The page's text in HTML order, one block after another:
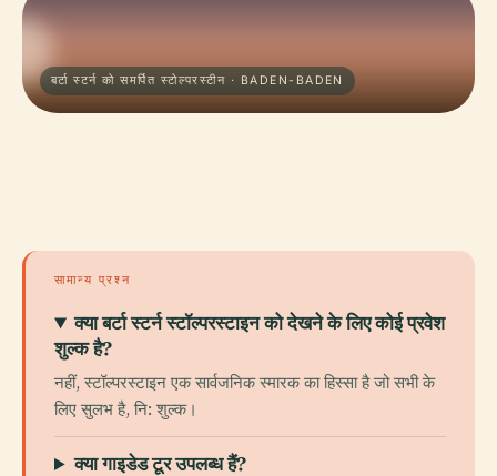
बर्टा स्टर्न को समर्पित स्टोल्परस्टीन · BADEN-BADEN
सामान्य प्रश्न
क्या बर्टा स्टर्न स्टॉल्परस्टाइन को देखने के लिए कोई प्रवेश
शुल्क है?
नहीं, स्टॉल्परस्टाइन एक सार्वजनिक स्मारक का हिस्सा है जो सभी के
लिए सुलभ है, नि: शुल्क।
क्या गाइडेड टूर उपलब्ध हैं?